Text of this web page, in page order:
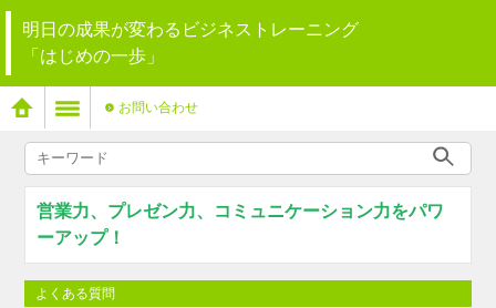
明日の成果が変わるビジネストレーニング
「はじめの一歩」
お問い合わせ
営業力、プレゼン力、コミュニケーション力をパワ
ーアップ！
よくある質問